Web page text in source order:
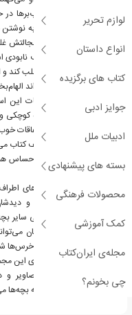
لوازم تحریر
انواع داستان
کتاب های برگزیده
جوایز ادبی
ادبیات ملل
بسته های پیشنهادی
محصولات فرهنگی
کمک آموزشی
مجله‌ی ایران‌کتاب
چی بخونم؟
خرس‌هاست، توسط چوب‌برها در
می‌شوند. سایمون شروع به نوشتن
تلاش می‌کند بر ترس و خجالتش
زندگی خرس‌ها که در شرف نابودی
توجه‌ها را به این مسئله جلب کند
این کتاب تصویری، می‌تواند
کند؛ یکی از مهم‌ترین نکات این
همچنین بدانند که با همۀ کوچکی
تاثیرگذار باشند و باعث اتفاقات
دیگر نکات آموزنده و ظریف کتاب
محیط‌زیست و حیوانات احساس
حیوانات فعالیت کنند.
کتاب‌های مجموعۀ «بچه‌های
پیرامون‌شان عمیق‌تر کند و
روایت‌های واقعی از زندگی سایر
حتی نقص و کمبود‌هایشان
سایمون که قهرمان زندگی خرس‌ها
نیمه مستند بودن کتاب‌های این
باشد، بلکه بخشی از تصاویر
محیط‌زیست و حیوانات به بچه‌ها